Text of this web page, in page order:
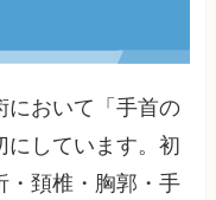
において「手首の
にしています。初
・頚椎・胸郭・手